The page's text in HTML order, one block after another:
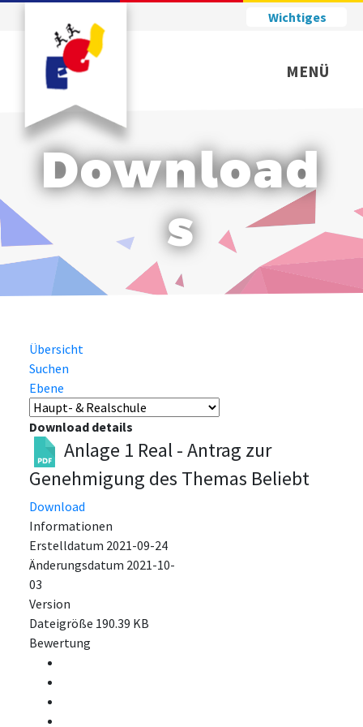
Wichtiges
MENÜ
Download
s
Übersicht
Suchen
Ebene
Download details
Anlage 1 Real - Antrag zur
Genehmigung des Themas Beliebt
Download
Informationen
Erstelldatum 2021-09-24
Änderungsdatum 2021-10-
03
Version
Dateigröße 190.39 KB
Bewertung